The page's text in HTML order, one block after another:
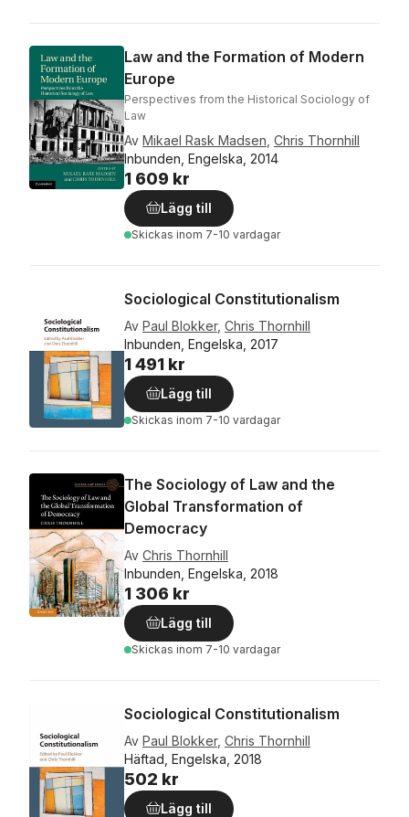
Law and the Formation of Modern
Europe
Perspectives from the Historical Sociology of
Law
Av Mikael Rask Madsen Chris Thornhill
Inbunden, Engelska, 2014
1 609 kr
Lägg till
Skickas inom 7-10 vardagar
Sociological Constitutionalism
Av Paul Blokker, Chris Thornhill
Inbunden, Engelska, 2017
1 491 kr
Lägg till
Skickas inom 7-10 vardagar
The Sociology of Law and the
Global Transformation of
Democracy
Av Chris Thornhill
Inbunden, Engelska, 2018
1 306 kr
Lägg till
Skickas inom 7-10 vardagar
Sociological Constitutionalism
Av Paul Blokker, Chris Thornhill
Häftad, Engelska, 2018
502 kr
Lägg till